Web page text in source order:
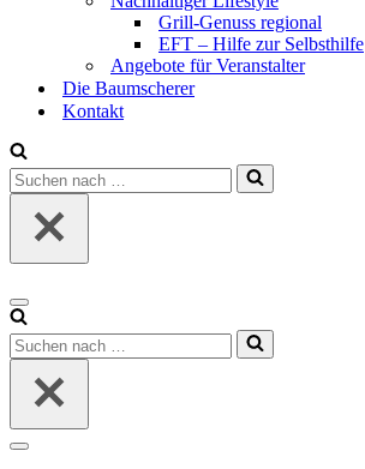
Grill-Genuss regional
EFT – Hilfe zur Selbsthilfe
Angebote für Veranstalter
Die Baumscherer
Kontakt
Suchen
nach …
Navigationsmenü
Suchen
nach …
Navigationsmenü